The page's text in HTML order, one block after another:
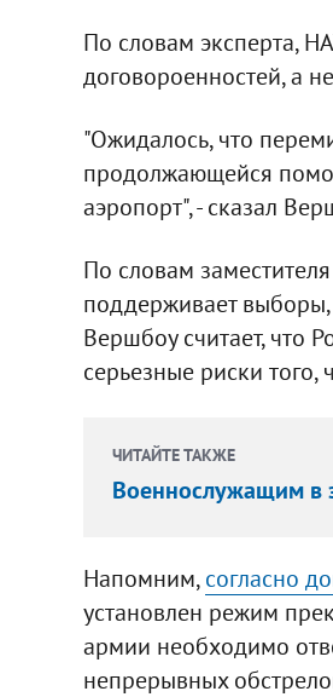
По словам эксперта,
договороенностей, а
"Ожидалось, что
продолжающейся
аэропорт", - сказал
По словам
поддерживает выборы,
Вершбоу считает, что
серьезные риски того,
ЧИТАЙТЕ ТАКЖЕ
Военнослужащим в
Напомним,согласно
установлен режим
армии необходимо
непрерывных